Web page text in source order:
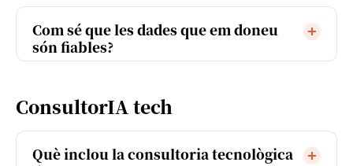
Com sé que les dades que em doneu
són fiables?
ConsultorIA tech
Què inclou la consultoria tecnològica